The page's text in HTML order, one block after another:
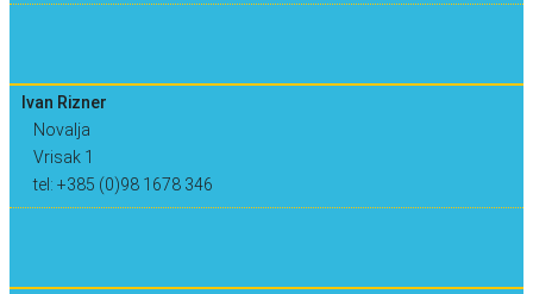
Ivan Rizner
Novalja
Vrisak 1
tel: +385 (0)98 1678 346